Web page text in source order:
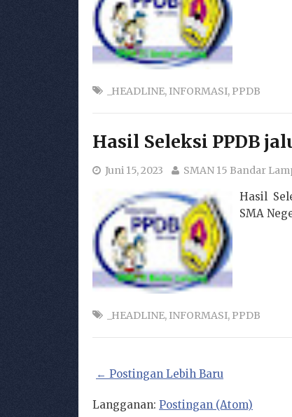
_HEADLINE, INFORMASI, PPDB
Hasil Seleksi PPDB
Juni 15, 2023 SMAN 15 Bandar
Hasil
SMA
_HEADLINE, INFORMASI, PPDB
← Postingan Lebih Baru
Langganan: Postingan (Atom)